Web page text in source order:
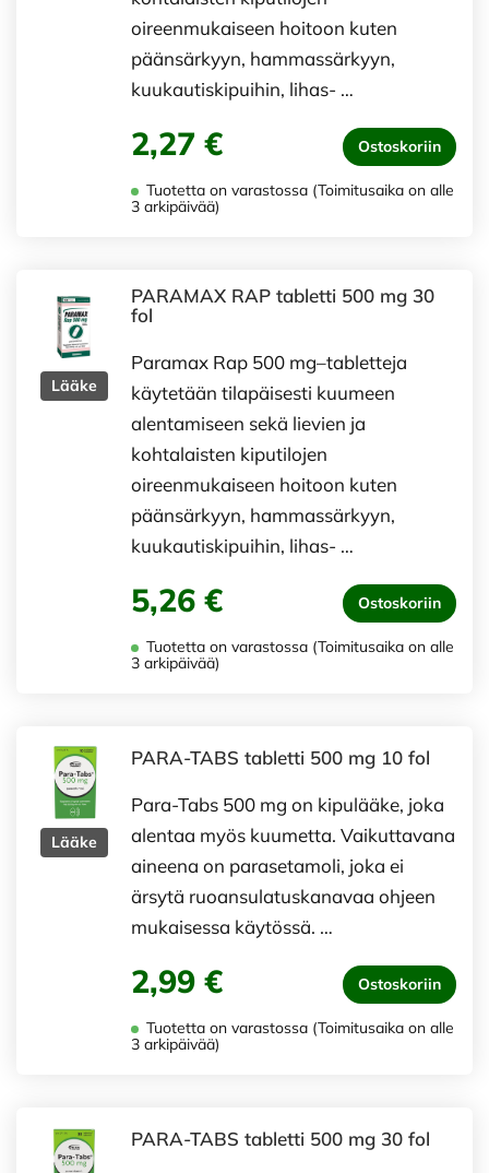
oireenmukaiseen hoitoon kuten
päänsärkyyn, hammassärkyyn,
kuukautiskipuihin, lihas- …
2,27 € Ostoskoriin
Tuotetta on varastossa (Toimitusaika on alle
3 arkipäivää)
Lääke
PARAMAX RAP tabletti 500 mg 30
fol
Paramax Rap 500 mg–tabletteja
käytetään tilapäisesti kuumeen
alentamiseen sekä lievien ja
kohtalaisten kiputilojen
oireenmukaiseen hoitoon kuten
päänsärkyyn, hammassärkyyn,
kuukautiskipuihin, lihas- …
5,26 € Ostoskoriin
Tuotetta on varastossa (Toimitusaika on alle
3 arkipäivää)
Lääke
PARA-TABS tabletti 500 mg 10 fol
Para-Tabs 500 mg on kipulääke, joka
alentaa myös kuumetta. Vaikuttavana
aineena on parasetamoli, joka ei
ärsytä ruoansulatuskanavaa ohjeen
mukaisessa käytössä. …
2,99 € Ostoskoriin
Tuotetta on varastossa (Toimitusaika on alle
3 arkipäivää)
PARA-TABS tabletti 500 mg 30 fol